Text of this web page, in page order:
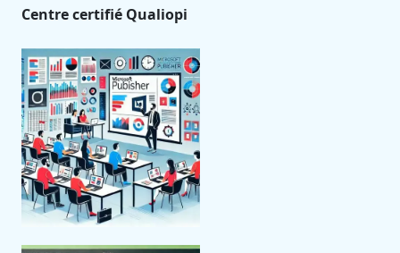
Centre certifié Qualiopi